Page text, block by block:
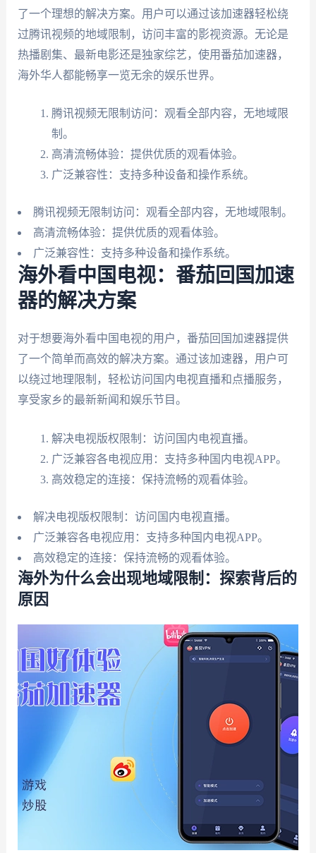
了一个理想的解决方案。用户可以通过该加速器轻松绕
过腾讯视频的地域限制，访问丰富的影视资源。无论是
热播剧集、最新电影还是独家综艺，使用番茄加速器，
海外华人都能畅享一览无余的娱乐世界。
腾讯视频无限制访问：观看全部内容，无地域限
制。
高清流畅体验：提供优质的观看体验。
广泛兼容性：支持多种设备和操作系统。
腾讯视频无限制访问：观看全部内容，无地域限制。
高清流畅体验：提供优质的观看体验。
广泛兼容性：支持多种设备和操作系统。
海外看中国电视：番茄回国加速
器的解决方案
对于想要海外看中国电视的用户，番茄回国加速器提供
了一个简单而高效的解决方案。通过该加速器，用户可
以绕过地理限制，轻松访问国内电视直播和点播服务，
享受家乡的最新新闻和娱乐节目。
解决电视版权限制：访问国内电视直播。
广泛兼容各电视应用：支持多种国内电视APP。
高效稳定的连接：保持流畅的观看体验。
解决电视版权限制：访问国内电视直播。
广泛兼容各电视应用：支持多种国内电视APP。
高效稳定的连接：保持流畅的观看体验。
海外为什么会出现地域限制：探索背后的
原因